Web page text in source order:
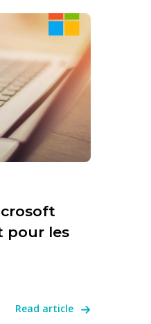
pour les
Read article